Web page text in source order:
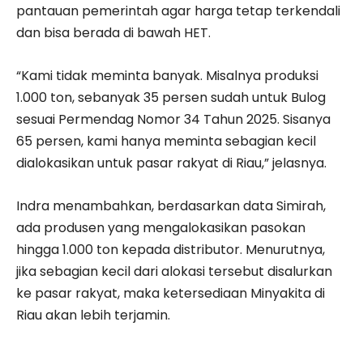
pantauan pemerintah agar harga tetap terkendali
dan bisa berada di bawah HET.
“Kami tidak meminta banyak. Misalnya produksi
1.000 ton, sebanyak 35 persen sudah untuk Bulog
sesuai Permendag Nomor 34 Tahun 2025. Sisanya
65 persen, kami hanya meminta sebagian kecil
dialokasikan untuk pasar rakyat di Riau,” jelasnya.
Indra menambahkan, berdasarkan data Simirah,
ada produsen yang mengalokasikan pasokan
hingga 1.000 ton kepada distributor. Menurutnya,
jika sebagian kecil dari alokasi tersebut disalurkan
ke pasar rakyat, maka ketersediaan Minyakita di
Riau akan lebih terjamin.